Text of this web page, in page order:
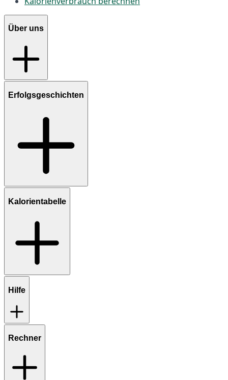
Über uns
Erfolgsgeschichten
Kalorientabelle
Hilfe
Rechner